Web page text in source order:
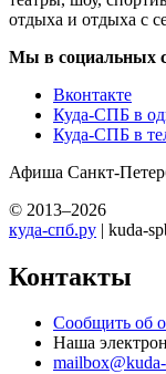
отдыха и отдыха с
Мы в социальных
Вконтакте
Куда-СПБ в
Куда-СПБ в
Афиша Санкт-
© 2013–2026
куда-спб.ру | kuda-
Контакты
Сообщить об
Наша